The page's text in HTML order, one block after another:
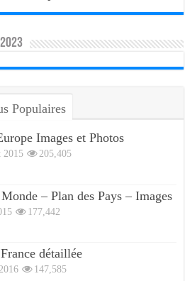
2023
Populaires
Images et Photos
2015 205,405
– Plan des Pays – Images
177,442
détaillée
147,585